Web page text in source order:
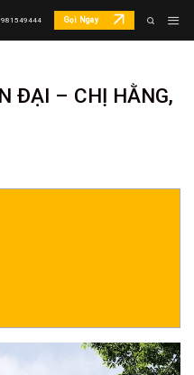
Gọi Ngay
ĐẠI – CHỊ HẰNG,